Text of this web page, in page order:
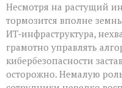
Несмотря на растущий
тормозится вполне
ИТ‑инфраструктура,
грамотно управлять
кибербезопасности
осторожно. Немалую